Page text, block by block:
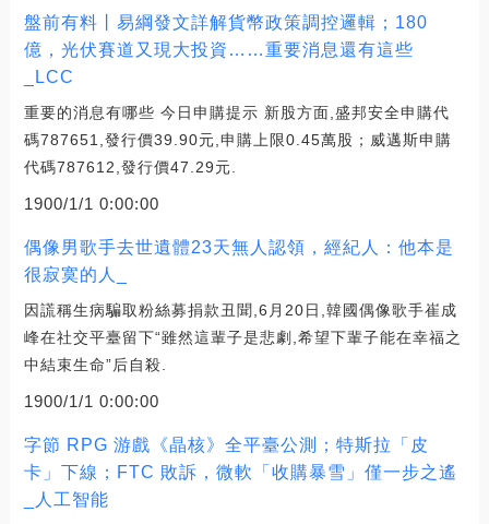
盤前有料丨易綱發文詳解貨幣政策調控邏輯；180
億，光伏賽道又現大投資……重要消息還有這些
_LCC
重要的消息有哪些 今日申購提示 新股方面,盛邦安全申購代
碼787651,發行價39.90元,申購上限0.45萬股；威邁斯申購
代碼787612,發行價47.29元.
1900/1/1 0:00:00
偶像男歌手去世遺體23天無人認領，經紀人：他本是
很寂寞的人_
因謊稱生病騙取粉絲募捐款丑聞,6月20日,韓國偶像歌手崔成
峰在社交平臺留下“雖然這輩子是悲劇,希望下輩子能在幸福之
中結束生命”后自殺.
1900/1/1 0:00:00
字節 RPG 游戲《晶核》全平臺公測；特斯拉「皮
卡」下線；FTC 敗訴，微軟「收購暴雪」僅一步之遙
_人工智能